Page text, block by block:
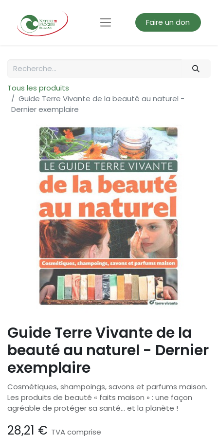
Faire un don
Tous les produits
Guide Terre Vivante de la beauté au naturel -
Dernier exemplaire
Guide Terre Vivante de la
beauté au naturel - Dernier
exemplaire
Cosmétiques, shampoings, savons et parfums maison.
Les produits de beauté « faits maison » : une façon
agréable de protéger sa santé… et la planète !
28,21 € TVA comprise